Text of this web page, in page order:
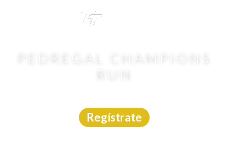
PEDREGAL CHAMPIONS
RUN
Regístrate